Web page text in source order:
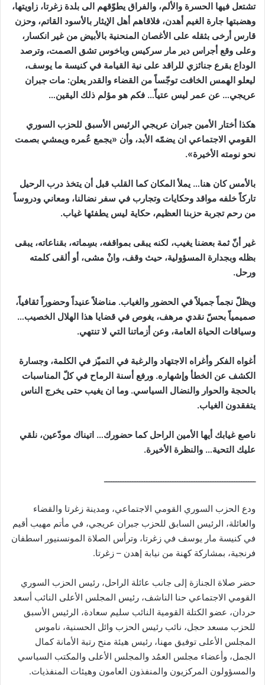
تشتعل فيها الحسرة والألم، والفراق يطوّقهم الى بلدة زغرتا، زاويتها،
وهضبتها جارة الغيم أهدن، فلاقاهم أهل الإيثار بالأسود القاتم، وحزن
قارس أرخى بثقله على الأغصان المنحنية بالأبيض من غير انكسار،
وعلى وقع أجراس دير مار سركيس وباخوس تشق الصمت، وترصد
الوداع بقرع جنائزي للراقد على نية القيامة في كنيسة ما يوسف،
ليعلو الهمس الخافت توجّساً من القضاء والقدر يعلن: مات جبران
عريجي… عن عمر ليس عتياّ… فكم هو مؤلم ذلك اليقين…
هكذا أختار الأمين جبران عريجي الرئيس الأسبق للحزب السوري
القومي الاجتماعي ان يضمّه الأبد، وأن «يجمع عُمره ويمشي بصمت
نحو نومته الأخيرة».
بالأمس كان هنا… يملأ المكان كما القلب قبل أن يتخذ درب الرحيل
تاركاً خلفه مواقد وحكايات وتجارب في سفر نضالنا، ومعاني ودروساً
من رحم تجربة حزبنا العظيم، حكاية ليس يطفئها غياب.
غير أنّ ثمة بعضنا يغيب، لكنه يبقى بمواقفه، بسِماته، بقناعاته، يبقى
بظله وبجدارة المسؤولية، حيث وقف، وانْ مشى، أو ألقى كلمته
ورحل.
ويظلّ نجماً جميلاً في الحضور والغياب. مناضلاً عنيداً وحضوراً ثقافياً،
صميمياّ بحسّ نقدي مرهف، يغوص في قضايا هذا الهلال الخصيب…
وسياقات الحياة العامة، وعن أزماتنا التي لا تنتهي.
أغواه الفكر وأغراه الاجتهاد والرغبة في التميّز في الكلمة، وجسارة
الكشف عن الخطأ وإشهاره. ورفع أسنة الرماح في كلّ المناسبات
بالحجة والحوار والنضال السياسي. وما ان يغيب حتى يخرج الناس
يتفقدون الغياب.
ناصع غيابك أيها الأمين الراحل كما حضورك… اتيناك مودّعين، نلقي
عليك التحية… والنظرة الأخيرة.
ــــــــــــــــــــــــــــــــــــــــــــــــــــــــــــــــ
ودع الحزب السوري القومي الاجتماعي، ومدينة زغرتا والقضاء
والعائلة، الرئيس السابق للحزب جبران عريجي، في مأتم مهيب أقيم
في كنيسة مار يوسف في زغرتا، وترأس الصلاة المونسنيور اسطفان
فرنجية، بمشاركة كهنة من نيابة إهدن – زغرتا.
حضر صلاة الجنازة إلى جانب عائلة الراحل، رئيس الحزب السوري
القومي الاجتماعي حنا الناشف، رئيس المجلس الأعلى النائب أسعد
حردان، عضو الكتلة القومية النائب سليم سعادة، الرئيس الأسبق
للحزب مسعد حجل، نائب رئيس الحزب وائل الحسنية، ناموس
المجلس الأعلى توفيق مهنا، رئيس هيئة منح رتبة الأمانة كمال
الجمل، وأعضاء مجلس العمُد والمجلس الأعلى والمكتب السياسي
والمسؤولون المركزيون والمنفذون العامون وهيئات المنفذيات.